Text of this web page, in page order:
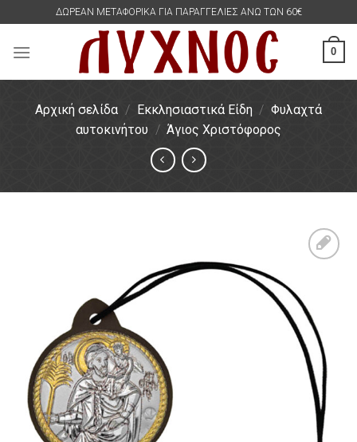
content
ΔΩΡΕΑΝ ΜΕΤΑΦΟΡΙΚΑ ΓΙΑ ΠΑΡΑΓΓΕΛΙΕΣ ΑΝΩ ΤΩΝ 60€
0
Αρχική σελίδα / Εκκλησιαστικά Είδη / Φυλαχτά
αυτοκινήτου / Άγιος Χριστόφορος
λίστα
επιθυμιών